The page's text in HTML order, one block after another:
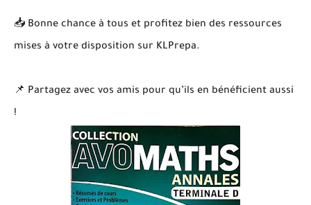
📥 Bonne chance à tous et profitez bien des ressources
mises à votre disposition sur KLPrepa.
📌 Partagez avec vos amis pour qu’ils en bénéficient aussi
!